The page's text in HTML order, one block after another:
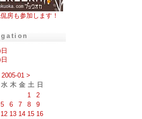
房も参加します！
2005-01 >
水 木 金 土 日
1
2
5 6 7 8
9
12 13 14 15 16